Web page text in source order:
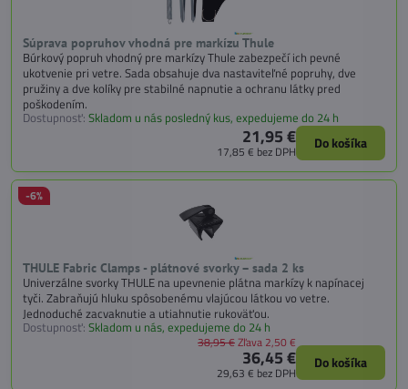
Súprava popruhov vhodná pre markízu Thule
Búrkový popruh vhodný pre markízy Thule zabezpečí ich pevné
ukotvenie pri vetre. Sada obsahuje dva nastaviteľné popruhy, dve
pružiny a dve kolíky pre stabilné napnutie a ochranu látky pred
poškodením.
Dostupnosť: Skladom u nás posledný kus, expedujeme do 24 h
21,95 €
17,85 € bez DPH Do košíka
THULE Fabric Clamps - plátnové svorky – sada 2 ks
-6%
Univerzálne svorky THULE na upevnenie plátna markízy k napínacej
tyči. Zabraňujú hluku spôsobenému vlajúcou látkou vo vetre.
Jednoduché zacvaknutie a utiahnutie rukoväťou.
Dostupnosť: Skladom u nás, expedujeme do 24 h
36,45 €
29,63 € bez DPH
38,95 €Zľava 2,50 €
Do košíka